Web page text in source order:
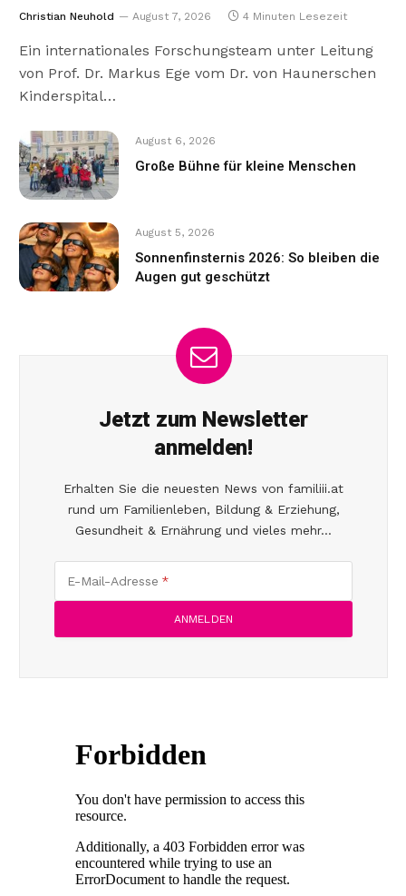
Christian Neuhold August 7, 2026 4 Minuten Lesezeit
Ein internationales Forschungsteam unter Leitung
von Prof. Dr. Markus Ege vom Dr. von Haunerschen
Kinderspital…
August 6, 2026
Große Bühne für kleine Menschen
August 5, 2026
Sonnenfinsternis 2026: So bleiben die
Augen gut geschützt
Jetzt zum Newsletter
anmelden!
Erhalten Sie die neuesten News von familiii.at
rund um Familienleben, Bildung & Erziehung,
Gesundheit & Ernährung und vieles mehr...
E-Mail-Adresse